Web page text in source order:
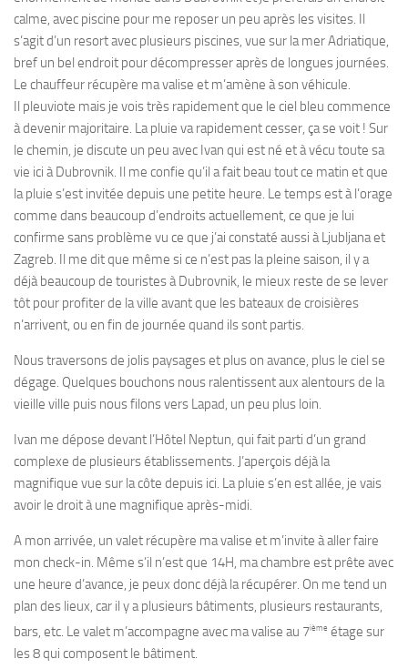
calme, avec piscine pour me reposer un peu après les visites. Il
s’agit d’un resort avec plusieurs piscines, vue sur la mer Adriatique,
bref un bel endroit pour décompresser après de longues journées.
Le chauffeur récupère ma valise et m’amène à son véhicule.
Il pleuviote mais je vois très rapidement que le ciel bleu commence
à devenir majoritaire. La pluie va rapidement cesser, ça se voit ! Sur
le chemin, je discute un peu avec Ivan qui est né et à vécu toute sa
vie ici à Dubrovnik. Il me confie qu’il a fait beau tout ce matin et que
la pluie s’est invitée depuis une petite heure. Le temps est à l’orage
comme dans beaucoup d’endroits actuellement, ce que je lui
confirme sans problème vu ce que j’ai constaté aussi à Ljubljana et
Zagreb. Il me dit que même si ce n’est pas la pleine saison, il y a
déjà beaucoup de touristes à Dubrovnik, le mieux reste de se lever
tôt pour profiter de la ville avant que les bateaux de croisières
n’arrivent, ou en fin de journée quand ils sont partis.
Nous traversons de jolis paysages et plus on avance, plus le ciel se
dégage. Quelques bouchons nous ralentissent aux alentours de la
vieille ville puis nous filons vers Lapad, un peu plus loin.
Ivan me dépose devant l’Hôtel Neptun, qui fait parti d’un grand
complexe de plusieurs établissements. J’aperçois déjà la
magnifique vue sur la côte depuis ici. La pluie s’en est allée, je vais
avoir le droit à une magnifique après-midi.
A mon arrivée, un valet récupère ma valise et m’invite à aller faire
mon check-in. Même s’il n’est que 14H, ma chambre est prête avec
une heure d’avance, je peux donc déjà la récupérer. On me tend un
plan des lieux, car il y a plusieurs bâtiments, plusieurs restaurants,
bars, etc. Le valet m’accompagne avec ma valise au 7ième étage sur
les 8 qui composent le bâtiment.